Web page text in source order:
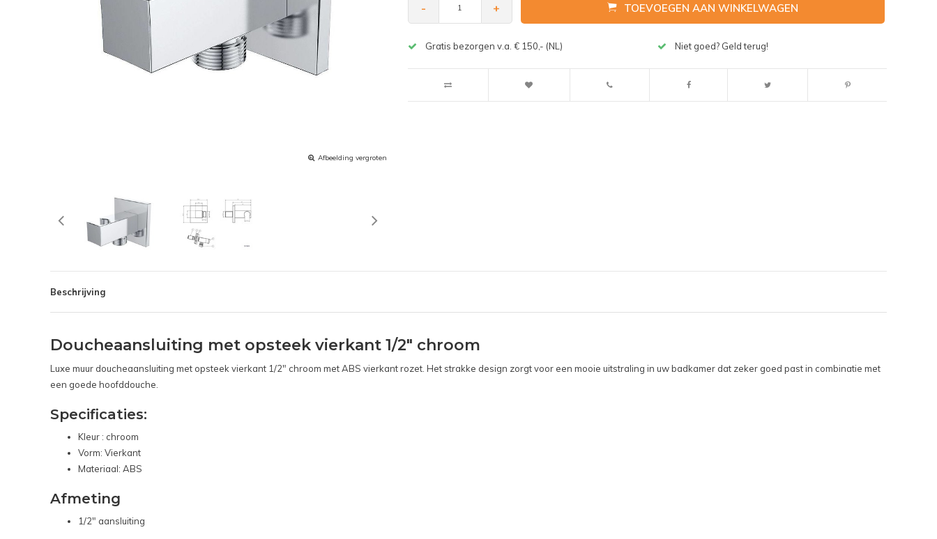
Afbeelding vergroten
- + TOEVOEGEN AAN WINKELWAGEN
Gratis bezorgen v.a. € 150,- (NL) Niet goed? Geld terug!
Beschrijving
Doucheaansluiting met opsteek vierkant 1/2" chroom
Luxe muur doucheaansluiting met opsteek vierkant 1/2" chroom met ABS vierkant rozet. Het strakke design zorgt voor een mooie uitstraling in uw badkamer dat zeker goed past in combinatie met
een goede hoofddouche.
Specificaties:
Kleur : chroom
Vorm: Vierkant
Materiaal: ABS
Afmeting
1/2" aansluiting